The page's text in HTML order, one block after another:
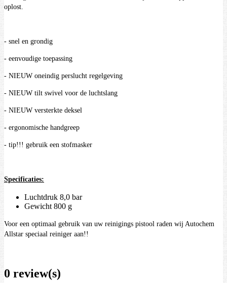
oplost.
- snel en grondig
- eenvoudige toepassing
- NIEUW oneindig perslucht regelgeving
- NIEUW tilt swivel voor de luchtslang
- NIEUW versterkte deksel
- ergonomische handgreep
- tip!!! gebruik een stofmasker
Specificaties:
Luchtdruk 8,0 bar
Gewicht 800 g
Voor een optimaal gebruik van uw reinigings pistool raden wij Autochem
Allstar speciaal reiniger aan!!
0 review(s)